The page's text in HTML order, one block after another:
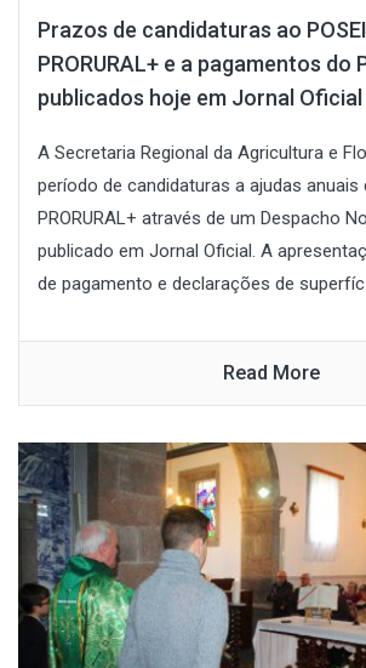
Prazos de candidaturas ao
PRORURAL+ e a pagamentos do
publicados hoje em Jornal Oficial
A Secretaria Regional da Agricultura e
período de candidaturas a ajudas anuais
PRORURAL+ através de um Despacho
publicado em Jornal Oficial. A
de pagamento e declarações de
Read More